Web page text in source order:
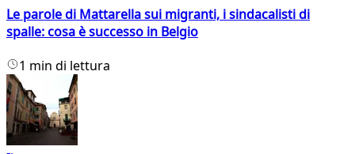
Le parole di Mattarella sui migranti, i sindacalisti di
spalle: cosa è successo in Belgio
1 min di lettura